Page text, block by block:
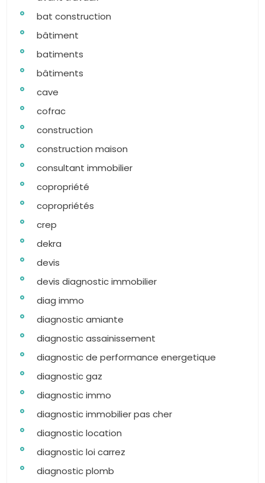
bat construction
bâtiment
batiments
bâtiments
cave
cofrac
construction
construction maison
consultant immobilier
copropriété
copropriétés
crep
dekra
devis
devis diagnostic immobilier
diag immo
diagnostic amiante
diagnostic assainissement
diagnostic de performance energetique
diagnostic gaz
diagnostic immo
diagnostic immobilier pas cher
diagnostic location
diagnostic loi carrez
diagnostic plomb